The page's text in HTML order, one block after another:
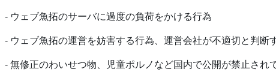
- ウェブ魚拓のサーバに過度の負荷をかける行為
- ウェブ魚拓の運営を妨害する行為、運営会社が不適切と判断
- 無修正のわいせつ物、児童ポルノなど国内で公開が禁止され